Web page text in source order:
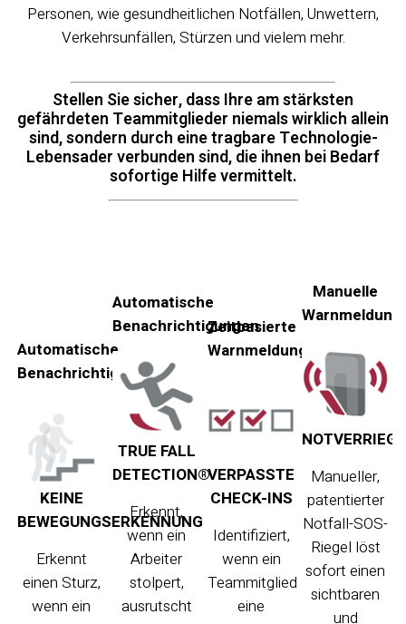
Personen, wie gesundheitlichen Notfällen, Unwettern,
Verkehrsunfällen, Stürzen und vielem mehr.
Stellen Sie sicher, dass Ihre am stärksten
gefährdeten Teammitglieder niemals wirklich allein
sind, sondern durch eine tragbare Technologie-
Lebensader verbunden sind, die ihnen bei Bedarf
sofortige Hilfe vermittelt.
Automatische
Benachrichtigungen
KEINE
BEWEGUNGSERKENNUNG
Erkennt
einen Sturz,
wenn ein
Automatische
Benachrichtigungen
TRUE FALL
DETECTION®
Erkennt,
wenn ein
Arbeiter
stolpert,
ausrutscht
Zeitbasierte
Warnmeldungen
VERPASSTE
CHECK-INS
Identifiziert,
wenn ein
Teammitglied
eine
Manuelle
Manueller,
patentierter
Notfall-SOS-
Riegel löst
sofort einen
sichtbaren
und